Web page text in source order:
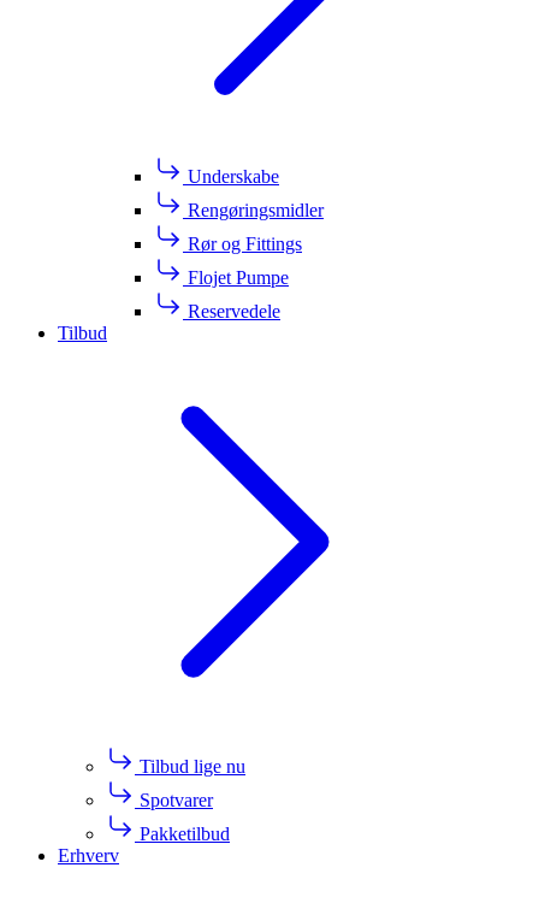
Underskabe
Rengøringsmidler
Rør og Fittings
Flojet Pumpe
Reservedele
Tilbud
Tilbud lige nu
Spotvarer
Pakketilbud
Erhverv